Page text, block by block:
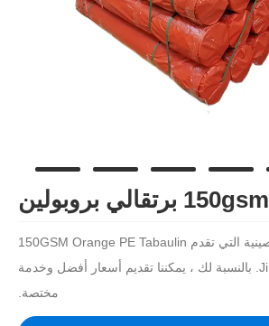
150gsm برتقالي بروبولين
واحدة من الشركات الصينية التي تقدم 150GSM Orange PE Tabaulin
لفة الجملة هي Jincang. بالنسبة لك ، يمكننا تقديم أسعار أفضل وخدمة
مختصة.